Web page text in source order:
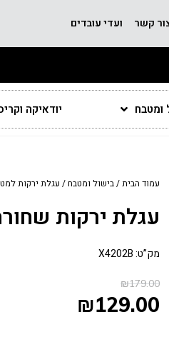
קשר ועדי עובדים
ומטבח יודאיקה
עמוד הבית/בישול ומטבח/ עגלת ירקות
עגלת ירקות שחורה - 3
מק”ט: X4202B
₪179.00
₪129.00